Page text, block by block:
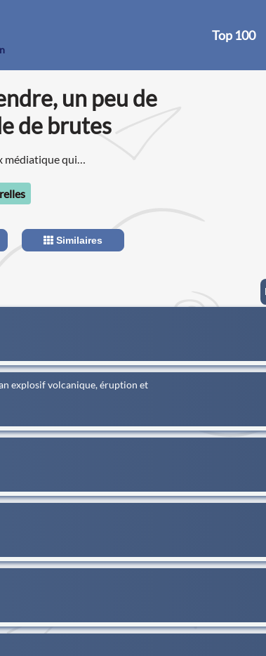
Top 100
un peu de
de brutes
médiatique qui
Similaires
explosif volcanique, éruption et